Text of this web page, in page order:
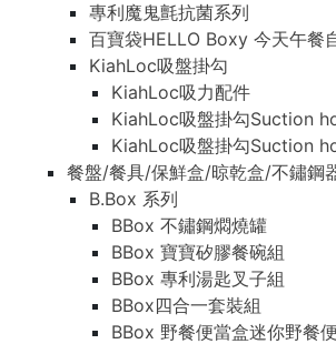
專利魔鬼氈抗菌系列
百寶袋HELLO Boxy 今天午餐
KiahLoc吸盤掛勾
KiahLoc吸力配件
KiahLoc吸盤掛勾Suction
KiahLoc吸盤掛勾Suction
餐盤/餐具/保鮮盒/晾乾盒/不鏽鋼
B.Box 系列
BBox 不鏽鋼燜燒罐
BBox 寶寶矽膠餐碗組
BBox 專利湯匙叉子組
BBox四合一套裝組
BBox 野餐便當盒迷你野餐